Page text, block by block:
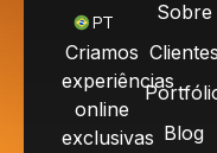
PT
Criamos
experiências
online
exclusivas
Sobre
Clientes
Blog